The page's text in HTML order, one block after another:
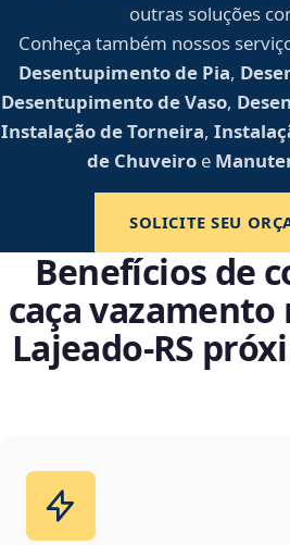
outras soluções
Conheça também nossos
Desentupimento de Pia,
Desentupimento de Vaso,
Instalação de Torneira,
de Chuveiro e
SOLICITE SEU
Benefícios de
caça vazamento
Lajeado‑RS